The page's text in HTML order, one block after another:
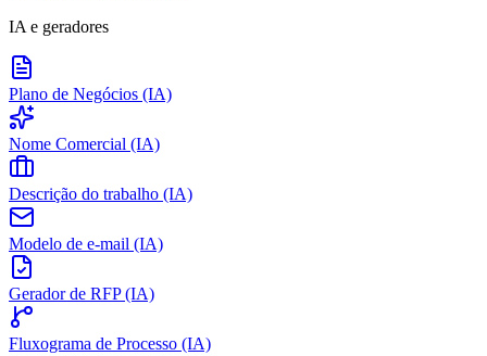
IA e geradores
Plano de Negócios (IA)
Nome Comercial (IA)
Descrição do trabalho (IA)
Modelo de e-mail (IA)
Gerador de RFP (IA)
Fluxograma de Processo (IA)